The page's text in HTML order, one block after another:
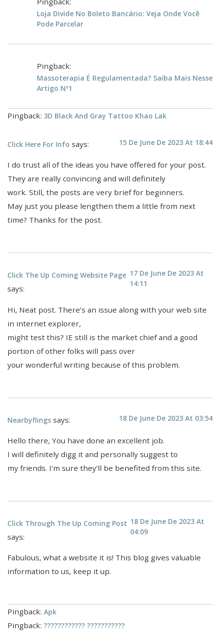
Loja Divide No Boleto Bancário: Veja Onde Você
Pode Parcelar
Pingback:
Massoterapia É Regulamentada? Saiba Mais Nesse
Artigo Nº1
Pingback: 3D Black And Gray Tattoo Khao Lak
Click Here For Info says: 15 De June De 2023 At 18:44
I do trust all of the ideas you have offered for your post.
They are really convincing and will definitely
work. Still, the posts are very brief for beginners.
May just you please lengthen them a little from next
time? Thanks for the post.
Click The Up Coming Website Page
says:
17 De June De 2023 At
14:11
Hi, Neat post. There’s an issue along with your web site
in internet explorer,
might test this? IE still is the market chief and a good
portion of other folks will pass over
your wonderful writing because of this problem.
Nearbyflings says: 18 De June De 2023 At 03:54
Hello there, You have done an excellent job.
I will definitely digg it and personally suggest to
my friends. I’m sure they’ll be benefited from this site.
Click Through The Up Coming Post
says:
18 De June De 2023 At
04:09
Fabulous, what a website it is! This blog gives valuable
information to us, keep it up.
Pingback: Apk
Pingback: ???????????? ???????????